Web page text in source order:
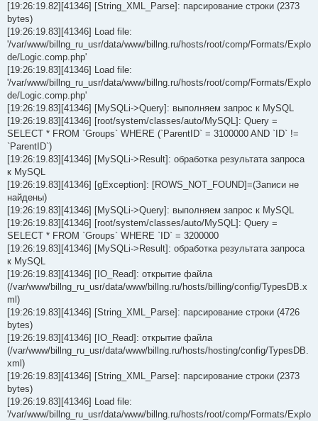
[19:26:19.82][41346] [String_XML_Parse]: парсирование строки (2373
bytes)
[19:26:19.83][41346] Load file:
'/var/www/billng_ru_usr/data/www/billng.ru/hosts/root/comp/Formats/Explo
de/Logic.comp.php'
[19:26:19.83][41346] Load file:
'/var/www/billng_ru_usr/data/www/billng.ru/hosts/root/comp/Formats/Explo
de/Logic.comp.php'
[19:26:19.83][41346] [MySQLi->Query]: выполняем запрос к MySQL
[19:26:19.83][41346] [root/system/classes/auto/MySQL]: Query =
SELECT * FROM `Groups` WHERE (`ParentID` = 3100000 AND `ID` !=
`ParentID`)
[19:26:19.83][41346] [MySQLi->Result]: обработка результата запроса
к MySQL
[19:26:19.83][41346] [gException]: [ROWS_NOT_FOUND]=(Записи не
найдены)
[19:26:19.83][41346] [MySQLi->Query]: выполняем запрос к MySQL
[19:26:19.83][41346] [root/system/classes/auto/MySQL]: Query =
SELECT * FROM `Groups` WHERE `ID` = 3200000
[19:26:19.83][41346] [MySQLi->Result]: обработка результата запроса
к MySQL
[19:26:19.83][41346] [IO_Read]: открытие файла
(/var/www/billng_ru_usr/data/www/billng.ru/hosts/billing/config/TypesDB.x
ml)
[19:26:19.83][41346] [String_XML_Parse]: парсирование строки (4726
bytes)
[19:26:19.83][41346] [IO_Read]: открытие файла
(/var/www/billng_ru_usr/data/www/billng.ru/hosts/hosting/config/TypesDB.
xml)
[19:26:19.83][41346] [String_XML_Parse]: парсирование строки (2373
bytes)
[19:26:19.83][41346] Load file:
'/var/www/billng_ru_usr/data/www/billng.ru/hosts/root/comp/Formats/Explo